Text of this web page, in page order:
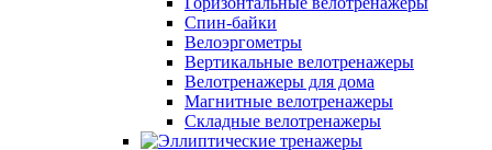
Спин-байки
Велоэргометры
Вертикальные велотренажеры
Велотренажеры для дома
Магнитные велотренажеры
Складные велотренажеры